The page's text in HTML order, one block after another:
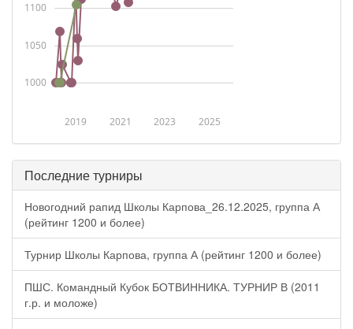
2019 2021 2023 2025
1000
1050
1100
Последние турниры
Новогодний рапид Школы Карпова_26.12.2025, группа А
(рейтинг 1200 и более)
Турнир Школы Карпова, группа А (рейтинг 1200 и более)
ПШС. Командный Кубок БОТВИННИКА. ТУРНИР В (2011
г.р. и моложе)